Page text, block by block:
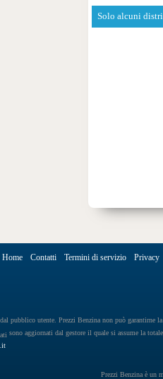
Solo alcuni
Home Contatti Termini di servizio Privacy
pubblico utente. Prezzi Benzina non può garantirne
sono aggiornati dal gestore il quale si assume la
Prezzi Benzina è un